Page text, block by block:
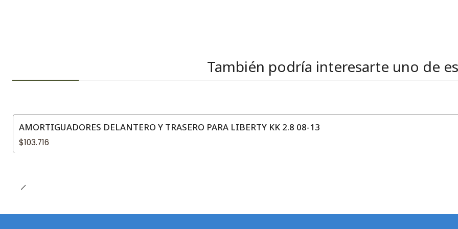
También podría interesarte uno de
AMORTIGUADORES DELANTERO Y TRASERO PARA LIBERTY KK 2.8 08-13
$103.716